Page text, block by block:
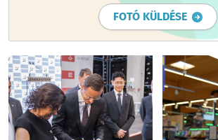
FOTÓ KÜLDÉSE